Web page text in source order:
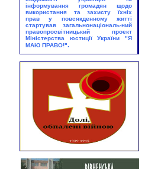
Україні»
Абонемент
25.08.2026
Виставка – екскурс:
«Грані великого таланту»
інформування громадян щодо
використання та захисту їхніх
прав у повсякденному житті
стартував загальнонаціональ-ний
правопросвітницький проект
Міністерства юстиції України "Я
МАЮ ПРАВО!".